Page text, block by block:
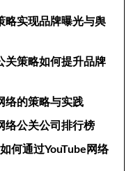
略实现品牌曝光与舆
关策略如何提升品牌
络的策略与实践
络公关公司排行榜
何通过YouTube网络